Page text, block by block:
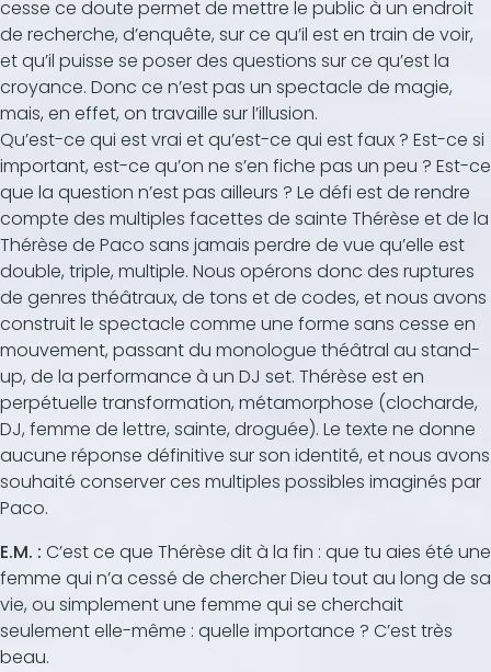
cesse ce doute permet de mettre le public à un endroit
de recherche, d’enquête, sur ce qu’il est en train de voir,
et qu’il puisse se poser des questions sur ce qu’est la
croyance. Donc ce n’est pas un spectacle de magie,
mais, en effet, on travaille sur l’illusion.
Qu’est-ce qui est vrai et qu’est-ce qui est faux ? Est-ce si
important, est-ce qu’on ne s’en fiche pas un peu ? Est-ce
que la question n’est pas ailleurs ? Le défi est de rendre
compte des multiples facettes de sainte Thérèse et de la
Thérèse de Paco sans jamais perdre de vue qu’elle est
double, triple, multiple. Nous opérons donc des ruptures
de genres théâtraux, de tons et de codes, et nous avons
construit le spectacle comme une forme sans cesse en
mouvement, passant du monologue théâtral au stand-
up, de la performance à un DJ set. Thérèse est en
perpétuelle transformation, métamorphose (clocharde,
DJ, femme de lettre, sainte, droguée). Le texte ne donne
aucune réponse définitive sur son identité, et nous avons
souhaité conserver ces multiples possibles imaginés par
Paco.
E.M. : C’est ce que Thérèse dit à la fin : que tu aies été une
femme qui n’a cessé de chercher Dieu tout au long de sa
vie, ou simplement une femme qui se cherchait
seulement elle-même : quelle importance ? C’est très
beau.